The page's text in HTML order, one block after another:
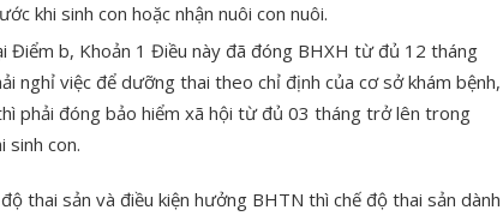
khi sinh con hoặc nhận nuôi con nuôi.
Điểm b, Khoản 1 Điều này đã đóng BHXH từ đủ 12 tháng
nghỉ việc để dưỡng thai theo chỉ định của cơ sở khám bệnh,
phải đóng bảo hiểm xã hội từ đủ 03 tháng trở lên trong
sinh con.
thai sản và điều kiện hưởng BHTN thì chế độ thai sản dành